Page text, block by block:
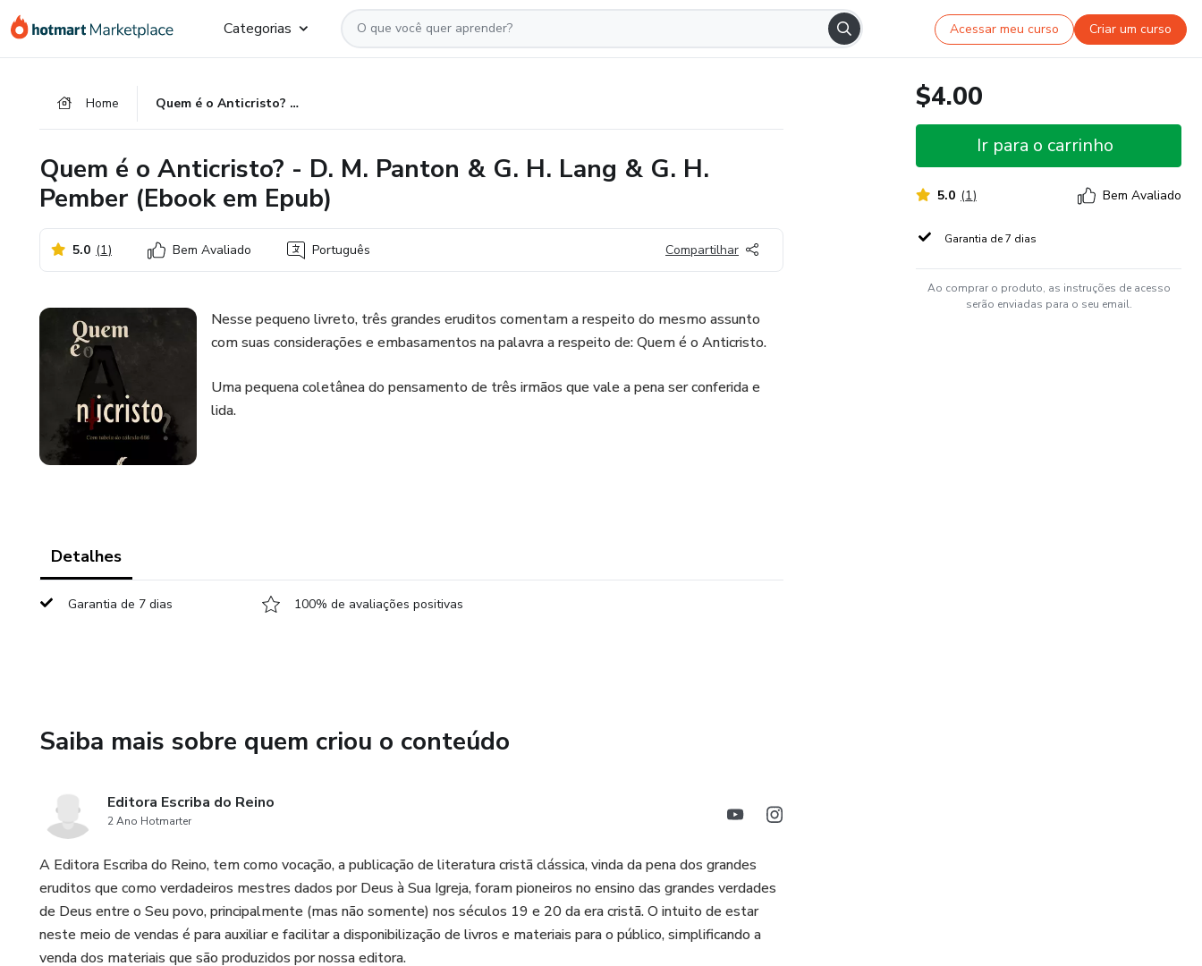
para
para
para
Categorias Acessar meu curso Criar um curso
Home Quem é o Anticristo? - D. M. Panton & G. H. Lang & G. H. Pember (Ebook em Epub)
Quem é o Anticristo? - D. M. Panton & G. H. Lang & G. H.
Pember (Ebook em Epub)
5.0 (1) Bem Avaliado Português Compartilhar
Nesse pequeno livreto, três grandes eruditos comentam a respeito do mesmo assunto
com suas considerações e embasamentos na palavra a respeito de: Quem é o Anticristo.
Uma pequena coletânea do pensamento de três irmãos que vale a pena ser conferida e
lida.
Detalhes
Garantia de 7 dias 100% de avaliações positivas
Saiba mais sobre quem criou o conteúdo
Editora Escriba do Reino
2 Ano Hotmarter
A Editora Escriba do Reino, tem como vocação, a publicação de literatura cristã clássica, vinda da pena dos grandes
eruditos que como verdadeiros mestres dados por Deus à Sua Igreja, foram pioneiros no ensino das grandes verdades
de Deus entre o Seu povo, principalmente (mas não somente) nos séculos 19 e 20 da era cristã. O intuito de estar
neste meio de vendas é para auxiliar e facilitar a disponibilização de livros e materiais para o público, simplificando a
venda dos materiais que são produzidos por nossa editora.
$4.00
Ir para o carrinho
5.0 (1) Bem Avaliado
Garantia de 7 dias
Ao comprar o produto, as instruções de acesso
serão enviadas para o seu email.